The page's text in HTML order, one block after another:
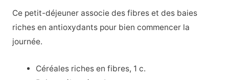
Ce petit-déjeuner associe des fibres et des baies
riches en antioxydants pour bien commencer la
journée.
Céréales riches en fibres, 1 c.